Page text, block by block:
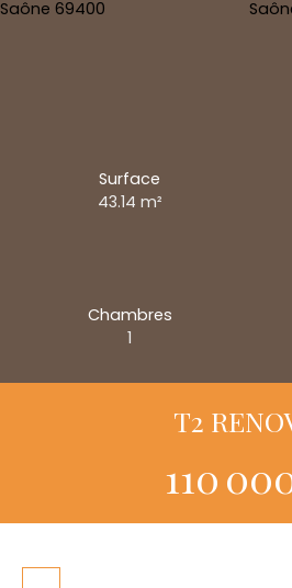
Surface
43.14 m²
Chambres
1
T2
110